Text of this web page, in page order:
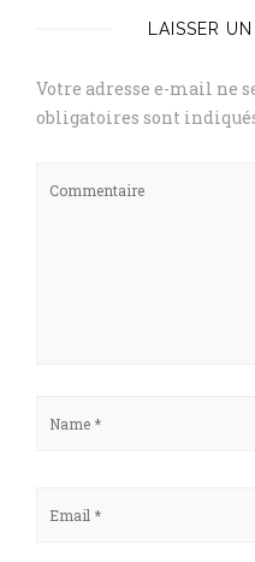
LAISSER
Votre adresse e-mail ne
obligatoires sont